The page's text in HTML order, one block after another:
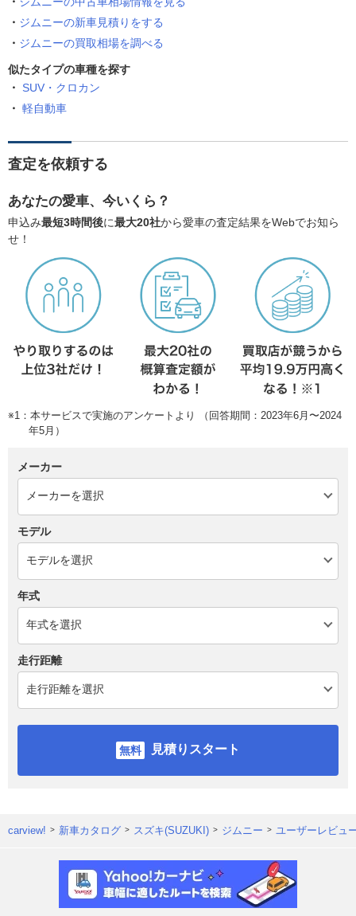
ジムニーの新車見積りをする
ジムニーの買取相場を調べる
似たタイプの車種を探す
SUV・クロカン
軽自動車
査定を依頼する
あなたの愛車、今いくら？
申込み最短3時間後に最大20社から愛車の査定結果をWebでお知ら
せ！
※1：本サービスで実施のアンケートより （回答期間：2023年6月〜2024
年5月）
メーカー
モデル
年式
走行距離
見積りスタート
carview! 新車カタログ スズキ(SUZUKI) ジムニー ユーザーレビュ